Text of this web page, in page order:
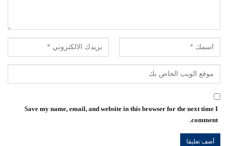
Save my name, email, and website in this browser for the next time I
comment.